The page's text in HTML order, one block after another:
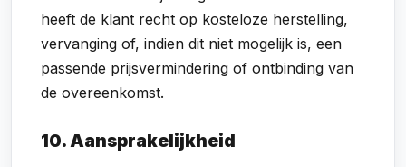
heeft de klant recht op kosteloze herstelling,
vervanging of, indien dit niet mogelijk is, een
passende prijsvermindering of ontbinding van
de overeenkomst.
10. Aansprakelijkheid